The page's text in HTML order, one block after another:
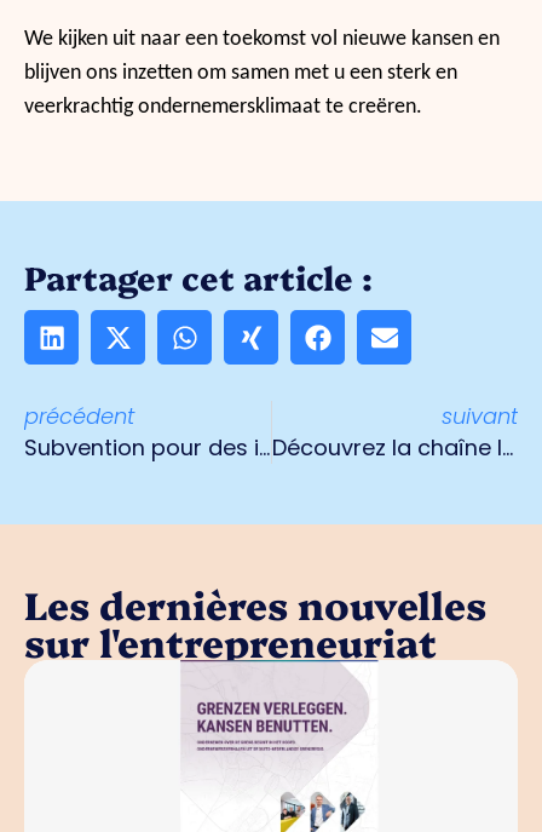
We kijken uit naar een toekomst vol nieuwe kansen en
blijven ons inzetten om samen met u een sterk en
veerkrachtig ondernemersklimaat te creëren.
Partager cet article :
précédent
Subvention pour des initiatives durables Venlo
suivant
Découvrez la chaîne logistique
Les dernières nouvelles
sur l'entrepreneuriat